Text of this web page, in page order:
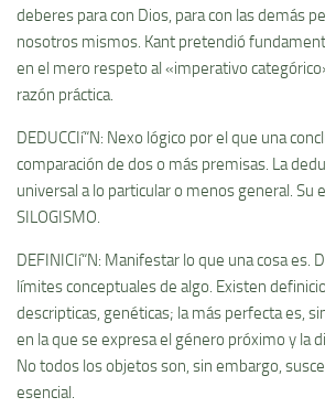
deberes para con Dios, para con las demás
nosotros mismos. Kant pretendió
en el mero respeto al «imperativo
razón práctica.
DEDUCCIí“N: Nexo lógico por el que una
comparación de dos o más premisas. La
universal a lo particular o menos general. Su
SILOGISMO.
DEFINICIí“N: Manifestar lo que una cosa es.
lí­mites conceptuales de algo. Existen
descripticas, genéticas; la más perfecta es,
en la que se expresa el género próximo y la
No todos los objetos son, sin embargo,
esencial.